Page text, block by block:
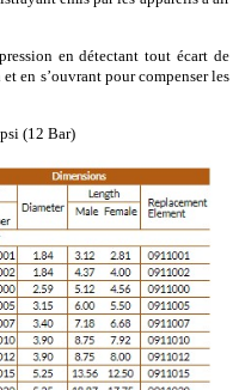
en détectant tout écart de
en s’ouvrant pour compenser les
(12 Bar)